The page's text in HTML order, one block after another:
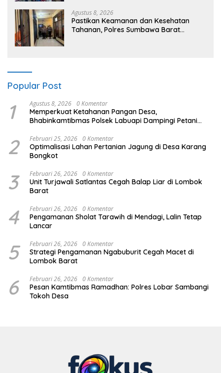
Agustus 8, 2026
Pastikan Keamanan dan Kesehatan
Tahanan, Polres Sumbawa Barat
Popular Post
1 Agustus 8, 2026 0 Komentar
Memperkuat Ketahanan Pangan Desa,
Bhabinkamtibmas Polsek Labuapi Dampingi Petani
2 Februari 25, 2026 0 Komentar
Optimalisasi Lahan Pertanian Jagung di Desa Karang
Bongkot
3 Februari 26, 2026 0 Komentar
Unit Turjawali Satlantas Cegah Balap Liar di Lombok
Barat
4 Februari 26, 2026 0 Komentar
Pengamanan Sholat Tarawih di Mendagi, Lalin Tetap
Lancar
5 Februari 26, 2026 0 Komentar
Strategi Pengamanan Ngabuburit Cegah Macet di
Lombok Barat
6 Februari 26, 2026 0 Komentar
Pesan Kamtibmas Ramadhan: Polres Lobar Sambangi
Tokoh Desa